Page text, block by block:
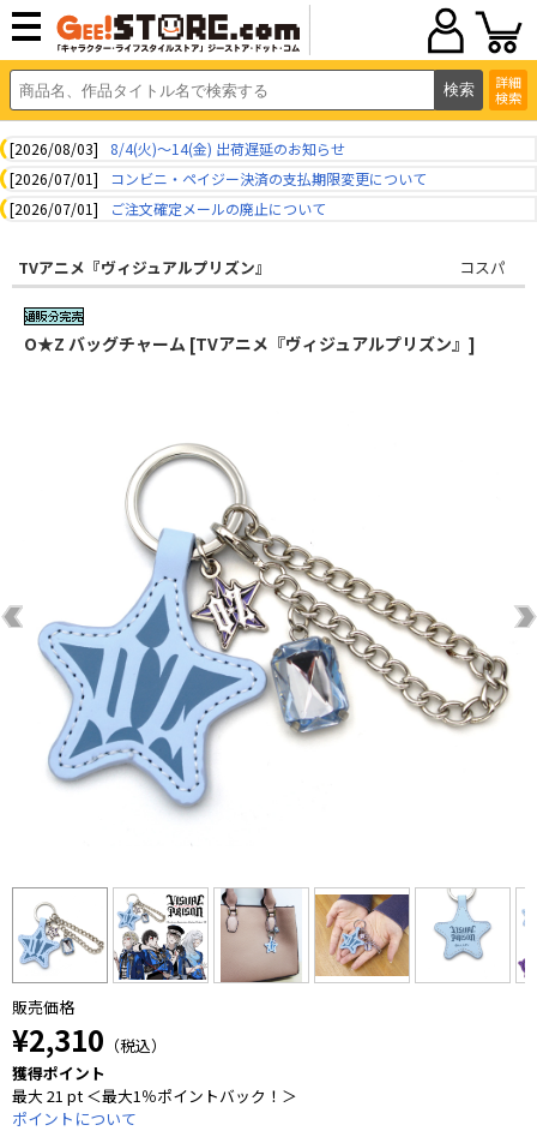
詳細
検索
[2026/08/03]
8/4(火)～14(金) 出荷遅延のお知らせ
[2026/07/01]
コンビニ・ペイジー決済の支払期限変更について
[2026/07/01]
ご注文確定メールの廃止について
TVアニメ『ヴィジュアルプリズン』 コスパ
O★Z バッグチャーム [TVアニメ『ヴィジュアルプリズン』]
販売価格
¥2,310 （税込）
獲得ポイント
最大 21 pt ＜最大1％ポイントバック！＞
ポイントについて